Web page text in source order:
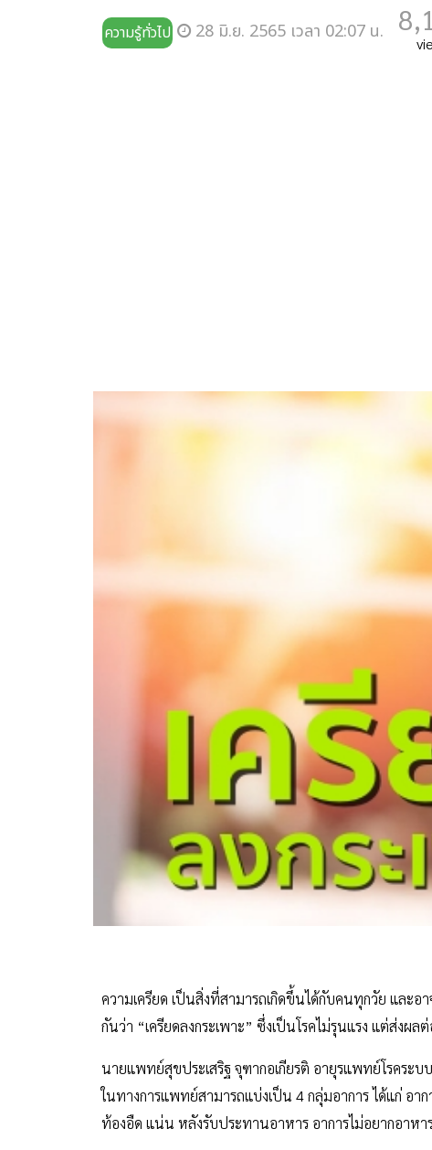
ความรู้ทั่วไป 28 มิ.ย. 2565 เวลา 02:07 น.
ความเครียด เป็นสิ่งที่สามารถเกิดขึ้นได้กับคนทุกวัย และอ
กันว่า “เครียดลงกระเพาะ” ซึ่งเป็นโรคไม่รุนแรง แต่ส่งผ
นายแพทย์สุขประเสริฐ จุฑากอเกียรติ อายุรแพทย์โรคระบ
ในทางการแพทย์สามารถแบ่งเป็น 4 กลุ่มอาการ ได้แก่ อา
ท้องอืด แน่น หลังรับประทานอาหาร อาการไม่อยากอาหาร